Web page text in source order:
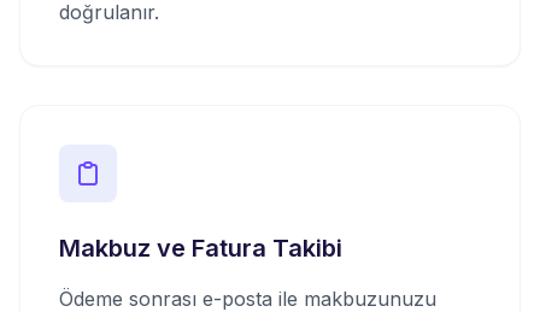
doğrulanır.
Makbuz ve Fatura Takibi
Ödeme sonrası e-posta ile makbuzunuzu